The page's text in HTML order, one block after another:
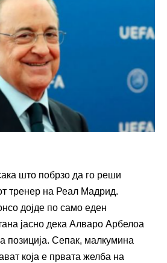
што побрзо да го реши
тренер на Реал Мадрид.
дојде по само еден
јасно дека Алваро Арбелоа
позиција. Сепак, малкумина
која е првата желба на